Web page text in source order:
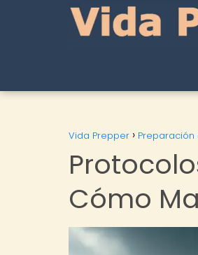
Vida Prepper Preparación
Cómo